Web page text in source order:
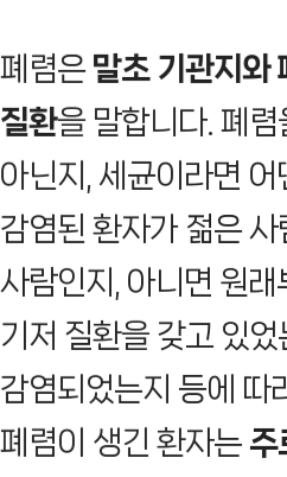
폐렴은말초 기관지와
질환을 말합니다. 폐
아닌지, 세균이라면
감염된 환자가 젊은
사람인지, 아니면 원
기저 질환을 갖고 있
감염되었는지 등에 따
폐렴이 생긴 환자는 주